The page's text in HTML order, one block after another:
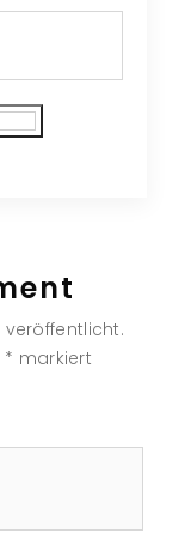
veröffentlicht.
* markiert